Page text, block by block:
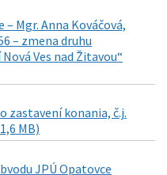
Mgr. Anna Kováčová,
– zmena druhu
Ves nad Žitavou“
zastavení konania, č.j.
MB)
JPÚ Opatovce